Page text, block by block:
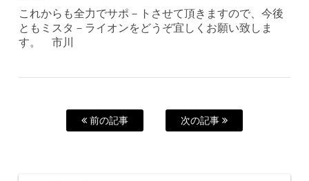
これからも全力でサポ－トさせて頂きますので、今後
ともミスタ－ライオンをどうぞ宜しくお願い致しま
す。 市川
前の記事 次の記事